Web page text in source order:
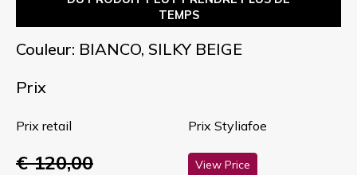
TEMPS
Couleur: BIANCO, SILKY BEIGE
Prix
Prix retail
€ 120,00
Prix Styliafoe
View Price